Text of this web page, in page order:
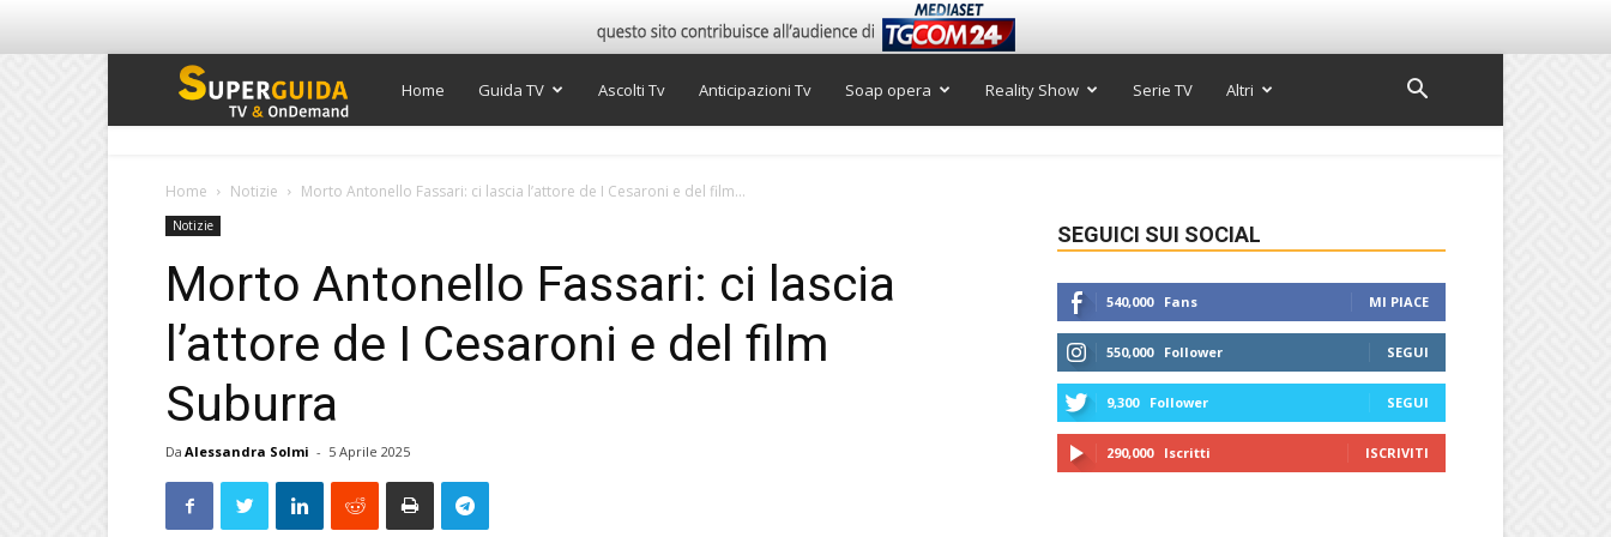
Super
Home Guida TV Ascolti Tv Anticipazioni Tv Soap opera Reality Show Serie TV Altri
Home Notizie Morto Antonello Fassari: ci lascia l’attore de I Cesaroni e del film...
Notizie
Morto Antonello Fassari: ci lascia
l’attore de I Cesaroni e del film
Suburra
Da Alessandra Solmi - 5 Aprile 2025
SEGUICI SUI SOCIAL
540,000 Fans MI PIACE
550,000 Follower SEGUI
9,300 Follower SEGUI
290,000 Iscritti ISCRIVITI